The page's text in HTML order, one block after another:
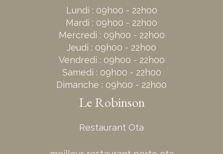
Lundi : 09h00 - 22h00
Mardi : 09h00 - 22h00
Mercredi : 09h00 - 22h00
Jeudi : 09h00 - 22h00
Vendredi : 09h00 - 22h00
Samedi : 09h00 - 22h00
Dimanche : 09h00 - 22h00
Le Robinson
Restaurant Ota